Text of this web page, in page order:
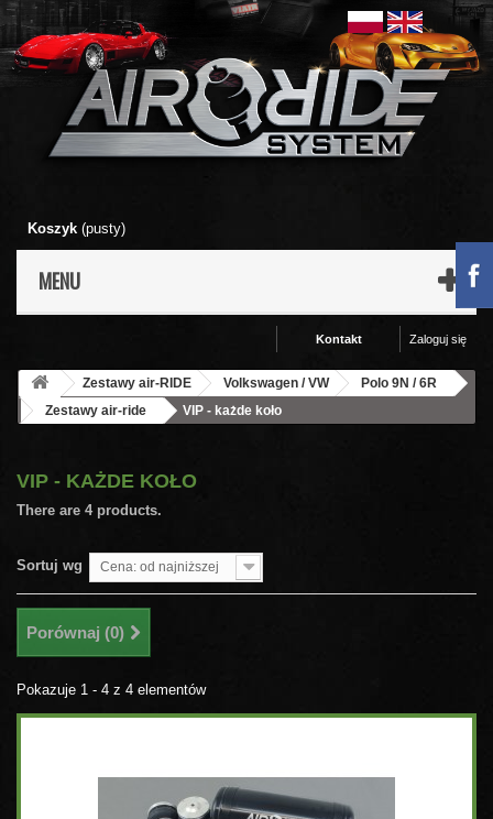
Koszyk (pusty)
MENU
Zaloguj się
Kontakt
Zestawy air-RIDE Volkswagen / VW
Polo 9N / 6R
Zestawy air-ride
VIP - każde koło
VIP - KAŻDE KOŁO
There are 4 products.
Sortuj wg Cena: od najniższej
Porównaj (0)
Pokazuje 1 - 4 z 4 elementów